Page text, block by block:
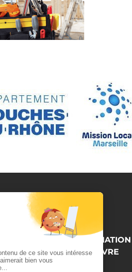
CENTRE DE FORMATION
BTP SECOND ŒUVRE
(ADULTE)